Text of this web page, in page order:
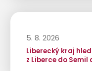
5. 8. 2026
Liberecký kraj
z Liberce do Semil